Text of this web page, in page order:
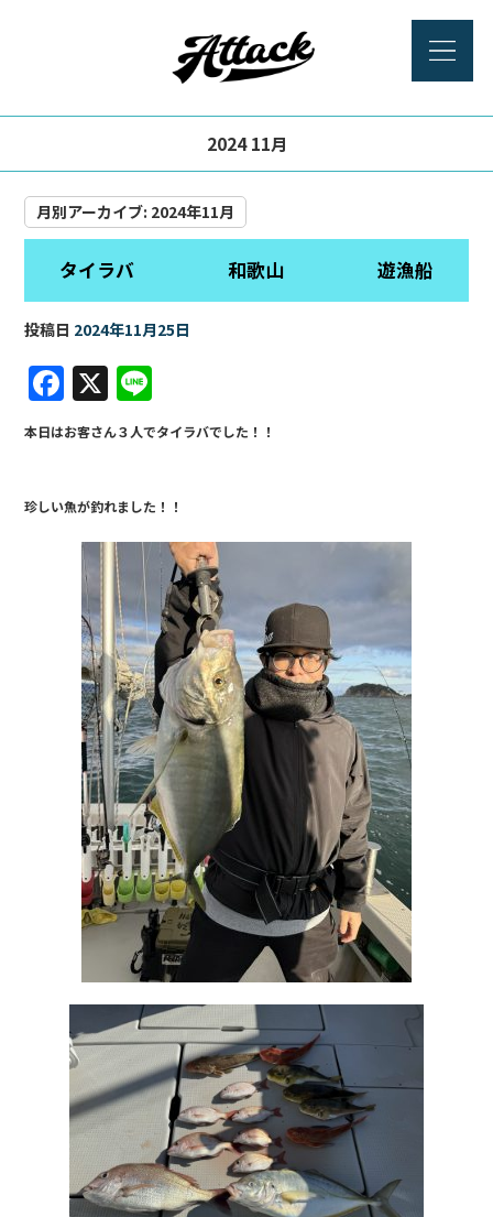
2024 11月
月別アーカイブ: 2024年11月
タイラバ 和歌山 遊漁船
投稿日 2024年11月25日
F
a
c
e
b
o
o
k
X
n
e
本日はお客さん３人でタイラバでした！！
珍しい魚が釣れました！！